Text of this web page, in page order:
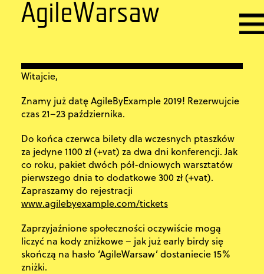
AgileWarsaw
Witajcie,
Znamy już datę AgileByExample 2019! Rezerwujcie
czas 21–23 października.
Do końca czerwca bilety dla wczesnych ptaszków
za jedyne 1100 zł (+vat) za dwa dni konferencji. Jak
co roku, pakiet dwóch pół-dniowych warsztatów
pierwszego dnia to dodatkowe 300 zł (+vat).
Zapraszamy do rejestracji
www.agilebyexample.com/tickets
Zaprzyjaźnione społeczności oczywiście mogą
liczyć na kody zniżkowe – jak już early birdy się
skończą na hasło ‘AgileWarsaw’ dostaniecie 15%
zniżki.